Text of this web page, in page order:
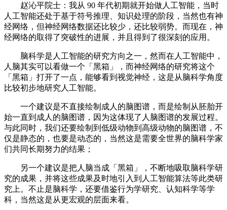
赵沁平院士：我从 90 年代初期就开始做人工智能，当时
人工智能还处于基于符号推理、知识处理的阶段，当然也有神
经网络，但神经网络数据还比较少，还比较弱势。而现在，神
经网络的取得了突破性的进展，并且得到了很深刻的应用。
脑科学是人工智能的研究方向之一，然而在人工智能中，
人脑其实可以看做一个「黑箱」，而神经网络的研究将这个
「黑箱」打开了一点，能够看到视觉神经，这是从脑科学角度
比较初步地研究人工智能。
一个建议是不直接绘制成人的脑图谱，而是绘制从胚胎开
始一直到成人的脑图谱，因为这体现了人脑图谱的发展过程。
与此同时，我们还要绘制到低级动物到高级动物的脑图谱，不
仅是静态的，也要是动态的，当然这是需要全世界的脑科学家
们共同长期努力的结果；
另一个建议是把人脑当成「黑箱」，不断地吸取脑科学研
究的成果，并将这些成果及时地引入到人工智能算法等此类研
究上。不止是脑科学，还要借鉴行为学研究、认知科学等学
科，当然这是从更宏观的层面来看。